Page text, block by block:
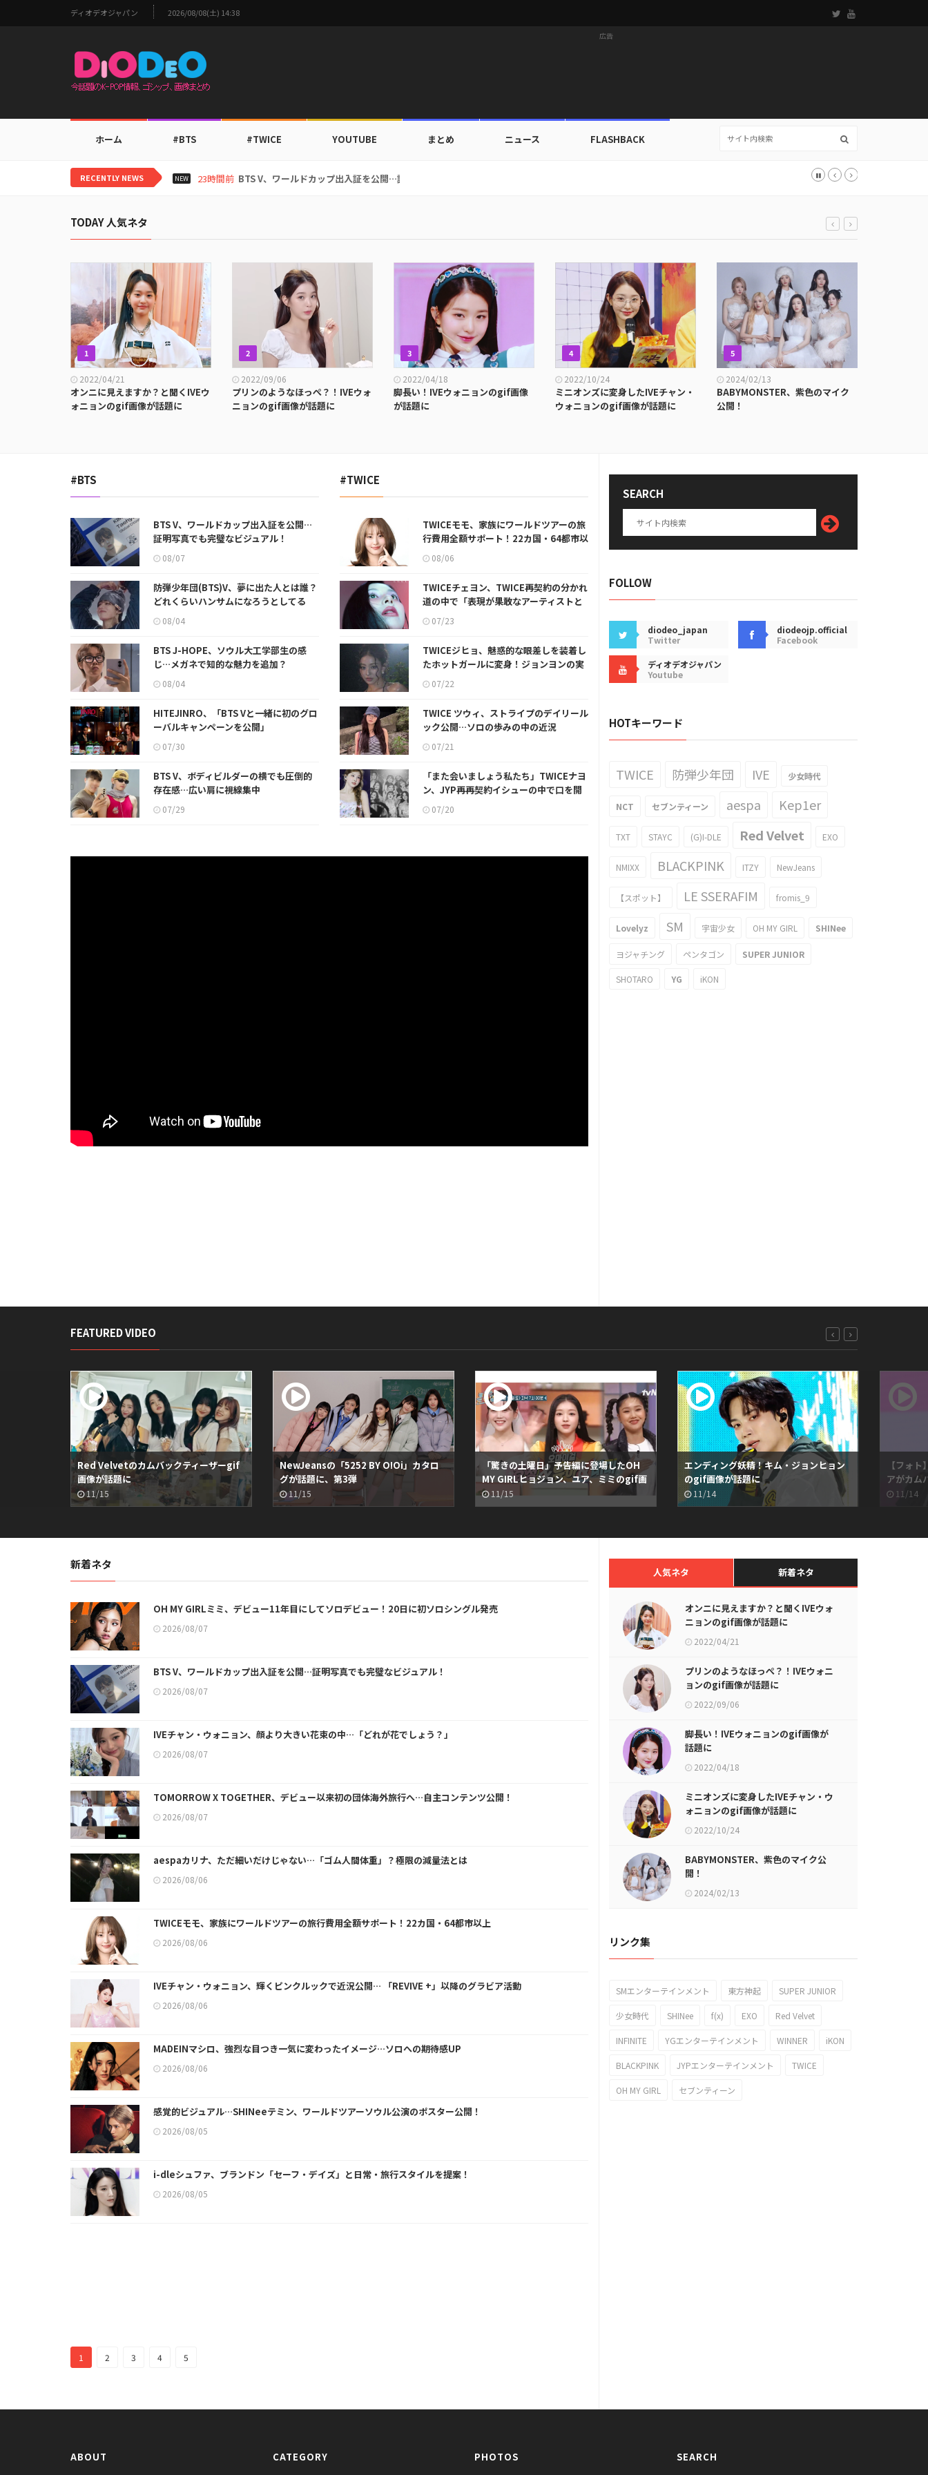
ディオデオジャパン 2026/08/08(土) 14:38
広告
ホーム #BTS #TWICE YOUTUBE まとめ ニュース FLASHBACK
RECENTLY NEWS NEW 23時間前 BTS V、ワールドカップ出入証を公開…証明写真でも完璧なビジュアル！
TODAY 人気ネタ
1
2022/04/21
オンニに見えますか？と聞くIVEウ
ォニョンのgif画像が話題に
2
2022/09/06
プリンのようなほっぺ？！IVEウォ
ニョンのgif画像が話題に
3
2022/04/18
脚長い！IVEウォニョンのgif画像
が話題に
4
2022/10/24
ミニオンズに変身したIVEチャン・
ウォニョンのgif画像が話題に
5
2024/02/13
BABYMONSTER、紫色のマイク
公開！
#BTS
BTS V、ワールドカップ出入証を公開…
証明写真でも完璧なビジュアル！
08/07
防弾少年団(BTS)V、夢に出た人とは誰？
どれくらいハンサムになろうとしてる
の？08/04
BTS J-HOPE、ソウル大工学部生の感
じ…メガネで知的な魅力を追加？
08/04
HITEJINRO、「BTS Vと一緒に初のグロ
ーバルキャンペーンを公開」
07/30
BTS V、ボディビルダーの横でも圧倒的
存在感…広い肩に視線集中
07/29
#TWICE
TWICEモモ、家族にワールドツアーの旅
行費用全額サポート！22カ国・64都市以
上 08/06
TWICEチェヨン、TWICE再契約の分かれ
道の中で「表現が果敢なアーティストと
して生き残りたい」
07/23
TWICEジヒョ、魅惑的な眼差しを装着し
たホットガールに変身！ジョンヨンの実
姉で女優のコン・スンヨンも「やばい」
07/22
TWICE ツウィ、ストライプのデイリール
ック公開…ソロの歩みの中の近況
07/21
「また会いましょう私たち」TWICEナヨ
ン、JYP再再契約イシューの中で口を開
いた07/20
SEARCH
FOLLOW
diodeo_japan
Twitter
diodeojp.official
Facebook
ディオデオジャパン
Youtube
HOTキーワード
TWICE 防弾少年団 IVE 少女時代
NCT セブンティーン aespa Kep1er
TXT STAYC (G)I-DLE Red Velvet EXO
NMIXX BLACKPINK ITZY NewJeans
【スポット】 LE SSERAFIM fromis_9
Lovelyz SM 宇宙少女 OH MY GIRL SHINee
ヨジャチング ペンタゴン SUPER JUNIOR
SHOTARO YG iKON
FEATURED VIDEO
Red Velvetのカムバックティーザーgif
画像が話題に
11/15
NewJeansの「5252 BY O!Oi」カタロ
グが話題に、第3弾
11/15
「驚きの土曜日」予告編に登場したOH
MY GIRLヒョジョン、ユア、ミミのgif画
像が話題に
11/15
エンディング妖精！キム・ジョンヒョン
のgif画像が話題に
11/14
【フォ
アがカム
11/14
新着ネタ
OH MY GIRLミミ、デビュー11年目にしてソロデビュー！20日に初ソロシングル発売
2026/08/07
BTS V、ワールドカップ出入証を公開…証明写真でも完璧なビジュアル！
2026/08/07
IVEチャン・ウォニョン、顔より大きい花束の中…「どれが花でしょう？」
2026/08/07
TOMORROW X TOGETHER、デビュー以来初の団体海外旅行へ…自主コンテンツ公開！
2026/08/07
aespaカリナ、ただ細いだけじゃない…「ゴム人間体重」？極限の減量法とは
2026/08/06
TWICEモモ、家族にワールドツアーの旅行費用全額サポート！22カ国・64都市以上
2026/08/06
IVEチャン・ウォニョン、輝くピンクルックで近況公開… 「REVIVE +」以降のグラビア活動
2026/08/06
MADEINマシロ、強烈な目つき一気に変わったイメージ…ソロへの期待感UP
2026/08/06
感覚的ビジュアル…SHINeeテミン、ワールドツアーソウル公演のポスター公開！
2026/08/05
i-dleシュファ、ブランドン「セーフ・デイズ」と日常・旅行スタイルを提案！
2026/08/05
1 2 3 4 5
人気ネタ 新着ネタ
オンニに見えますか？と聞くIVEウォ
ニョンのgif画像が話題に
2022/04/21
プリンのようなほっぺ？！IVEウォニ
ョンのgif画像が話題に
2022/09/06
脚長い！IVEウォニョンのgif画像が
話題に
2022/04/18
ミニオンズに変身したIVEチャン・ウ
ォニョンのgif画像が話題に
2022/10/24
BABYMONSTER、紫色のマイク公
開！
2024/02/13
リンク集
SMエンターテインメント 東方神起 SUPER JUNIOR
少女時代 SHINee f(x) EXO Red Velvet
INFINITE YGエンターテインメント WINNER iKON
BLACKPINK JYPエンターテインメント TWICE
OH MY GIRL セブンティーン
ABOUT CATEGORY PHOTOS SEARCH